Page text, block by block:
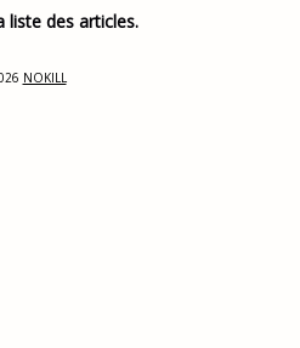
liste des articles.
NOKILL